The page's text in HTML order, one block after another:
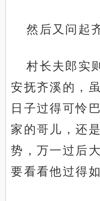
然后又问起
村长夫郎实
安抚齐溪的，
日子过得可怜
家的哥儿，还
势，万一过后
要看看他过得如